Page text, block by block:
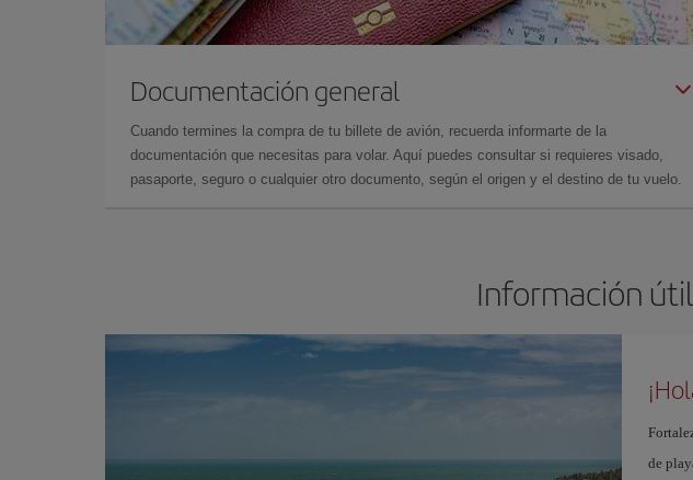
Documentación general
Cuando termines la compra de tu billete de avión, recuerda informarte de la
documentación que necesitas para volar. Aquí puedes consultar si requieres visado,
pasaporte, seguro o cualquier otro documento, según el origen y el destino de tu vuelo.
Información
de